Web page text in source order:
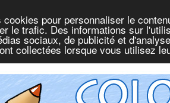
pour personnaliser le
le trafic. Des informations sur
sociaux, de publicité et
collectées lorsque vous utilisez